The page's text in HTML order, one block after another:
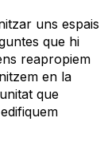
uns espais
que hi
reapropiem
en la
que